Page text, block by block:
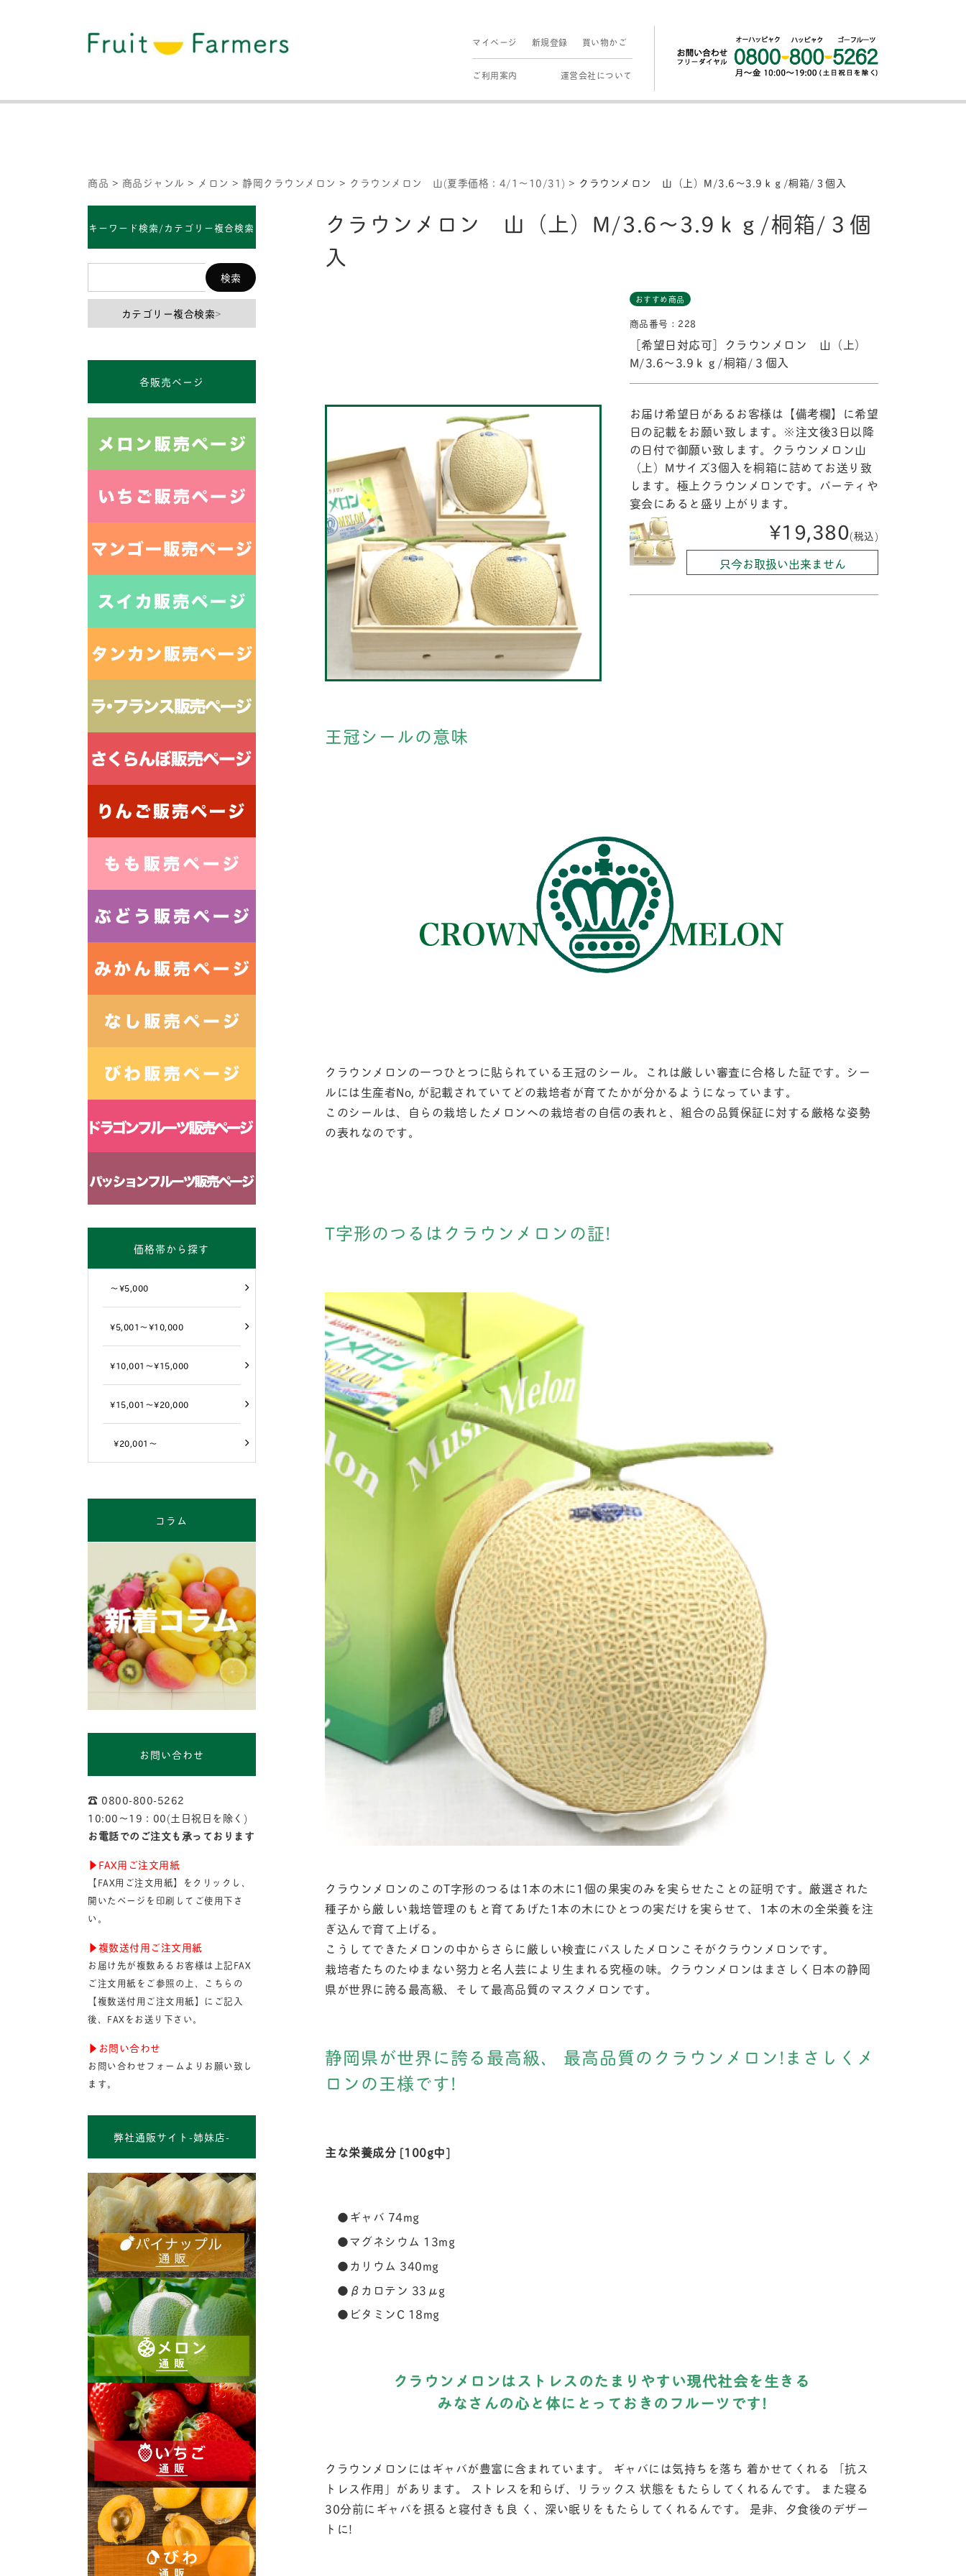
マイページ 新規登録 買い物かご
ご利用案内 運営会社について
商品 > 商品ジャンル > メロン > 静岡クラウンメロン > クラウンメロン 山(夏季価格：4/1～10/31) > クラウンメロン 山（上）M/3.6〜3.9ｋｇ/桐箱/３個入
クラウンメロン 山（上）M/3.6〜3.9ｋｇ/桐箱/３個
入
おすすめ商品
商品番号：228
［希望日対応可］クラウンメロン 山（上）
M/3.6〜3.9ｋｇ/桐箱/３個入
お届け希望日があるお客様は【備考欄】に希望
日の記載をお願い致します。※注文後3日以降
の日付で御願い致します。クラウンメロン山
（上）Mサイズ3個入を桐箱に詰めてお送り致
します。極上クラウンメロンです。パーティや
宴会にあると盛り上がります。
¥19,380(税込)
只今お取扱い出来ません
王冠シールの意味
クラウンメロンの一つひとつに貼られている王冠のシール。これは厳しい審査に合格した証です。シー
ルには生産者No, が記載されていてどの栽培者が育てたかが分かるようになっています。
このシールは、自らの栽培したメロンへの栽培者の自信の表れと、組合の品質保証に対する厳格な姿勢
の表れなのです。
T字形のつるはクラウンメロンの証!
クラウンメロンのこのT字形のつるは1本の木に1個の果実のみを実らせたことの証明です。厳選された
種子から厳しい栽培管理のもと育てあげた1本の木にひとつの実だけを実らせて、1本の木の全栄養を注
ぎ込んで育て上げる。
こうしてできたメロンの中からさらに厳しい検査にパスしたメロンこそがクラウンメロンです。
栽培者たちのたゆまない努力と名人芸により生まれる究極の味。クラウンメロンはまさしく日本の静岡
県が世界に誇る最高級、そして最高品質のマスクメロンです。
静岡県が世界に誇る最高級、 最高品質のクラウンメロン!まさしくメ
ロンの王様です!
主な栄養成分 [100g中]
●ギャバ 74mg
●マグネシウム 13mg
●カリウム 340mg
●βカロテン 33μg
●ビタミンC 18mg
クラウンメロンはストレスのたまりやすい現代社会を生きる
みなさんの心と体にとっておきのフルーツです!
クラウンメロンにはギャバが豊富に含まれています。 ギャバには気持ちを落ち 着かせてくれる 「抗ス
トレス作用」があります。 ストレスを和らげ、リラックス 状態をもたらしてくれるんです。 また寝る
30分前にギャバを摂ると寝付きも良 く、深い眠りをもたらしてくれるんです。 是非、夕食後のデザー
トに!
キーワード検索/カテゴリー複合検索
カテゴリー複合検索>
各販売ページ
価格帯から探す
～¥5,000
¥5,001～¥10,000
¥10,001～¥15,000
¥15,001～¥20,000
¥20,001～
コラム
お問い合わせ
☎︎ 0800-800-5262
10:00〜19：00(土日祝日を除く)
お電話でのご注文も承っております
▶︎FAX用ご注文用紙
【FAX用ご注文用紙】をクリックし、
開いたページを印刷してご使用下さ
い。
▶︎複数送付用ご注文用紙
お届け先が複数あるお客様は上記FAX
ご注文用紙をご参照の上、こちらの
【複数送付用ご注文用紙】にご記入
後、FAXをお送り下さい。
▶︎お問い合わせ
お問い合わせフォームよりお願い致し
ます。
弊社通販サイト-姉妹店-